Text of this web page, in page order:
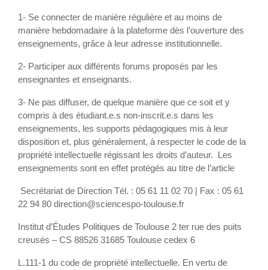
1- Se connecter de manière régulière et au moins de
manière hebdomadaire à la plateforme dès l’ouverture des
enseignements, grâce à leur adresse institutionnelle.
2- Participer aux différents forums proposés par les
enseignantes et enseignants.
3- Ne pas diffuser, de quelque manière que ce soit et y
compris à des étudiant.e.s non-inscrit.e.s dans les
enseignements, les supports pédagogiques mis à leur
disposition et, plus généralement, à respecter le code de la
propriété intellectuelle régissant les droits d’auteur. Les
enseignements sont en effet protégés au titre de l’article
Secrétariat de Direction Tél. : 05 61 11 02 70 | Fax : 05 61
22 94 80 direction@sciencespo-toulouse.fr
Institut d’Études Politiques de Toulouse 2 ter rue des puits
creusés – CS 88526 31685 Toulouse cedex 6
L.111-1 du code de propriété intellectuelle. En vertu de